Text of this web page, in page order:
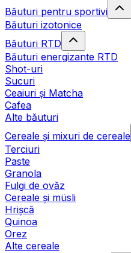
Băuturi pentru sportivi
Băuturi izotonice
Băuturi RTD
Băuturi energizante RTD
Shot-uri
Sucuri
Ceaiuri și Matcha
Cafea
Alte băuturi
Cereale și mixuri de cereale
Terciuri
Paste
Granola
Fulgi de ovăz
Cereale și müsli
Hrișcă
Quinoa
Orez
Alte cereale